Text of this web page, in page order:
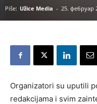
Piše: Užice Media - 25. фебруар
Organizatori su uputili
redakcijama i svim